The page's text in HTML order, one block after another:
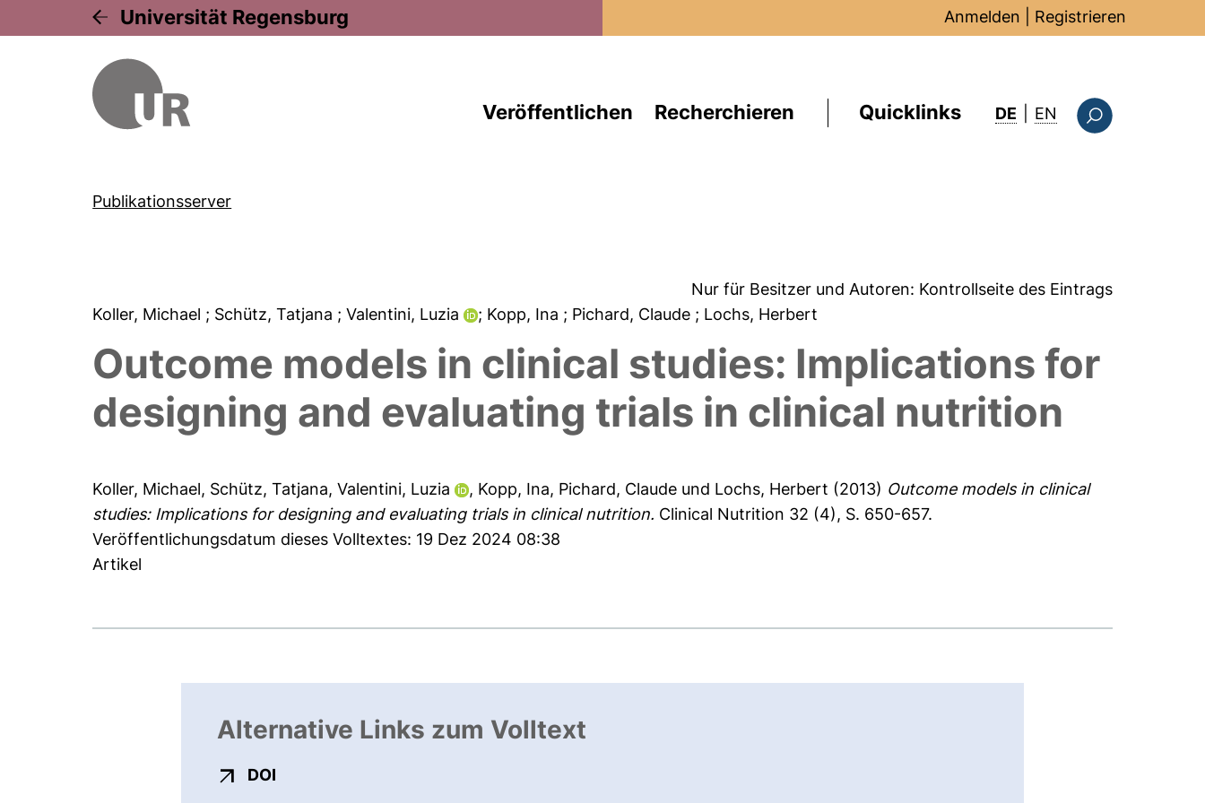
Universität Regensburg Anmelden Registrieren
Veröffentlichen Recherchieren Quicklinks DE EN : this page in
Publikationsserver
Nur für Besitzer und Autoren: Kontrollseite des Eintrags
Koller, Michael ; Schütz, Tatjana ; Valentini, Luzia ; Kopp, Ina ; Pichard, Claude ; Lochs, Herbert
Outcome models in clinical studies: Implications for
designing and evaluating trials in clinical nutrition
Koller, Michael, Schütz, Tatjana,Valentini, Luzia , Kopp, Ina, Pichard, Claude und Lochs, Herbert (2013) Outcome models in clinical
studies: Implications for designing and evaluating trials in clinical nutrition. Clinical Nutrition 32 (4), S. 650-657.
Veröffentlichungsdatum dieses Volltextes: 19 Dez 2024 08:38
Artikel
Alternative Links zum Volltext
DOI